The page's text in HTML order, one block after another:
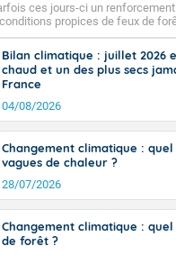
ces jours-ci un
propices de feux de
sont ses caractéristiques
de secteur nord-ouest à
secteur qui part du Roussillon à la
L’étymologie de ce vent
des monts, en allusion aux
vent.
Bilan climatique : juillet 2026
chaud et un des plus secs
France
04/08/2026
Changement climatique :
vagues de chaleur ?
28/07/2026
Changement climatique :
de forêt ?